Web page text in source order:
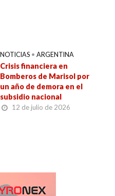
NOTICIAS • ARGENTINA
Crisis financiera en
Bomberos de Marisol por
un año de demora en el
subsidio nacional
12 de julio de 2026